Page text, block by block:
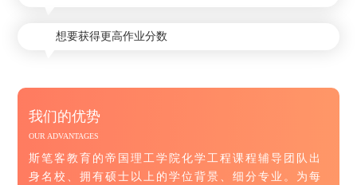
想要获得更高作业分数
我们的优势
OUR ADVANTAGES
斯笔客教育的帝国理工学院化学工程课程辅导团队出
身名校、拥有硕士以上的学位背景、细分专业。为每